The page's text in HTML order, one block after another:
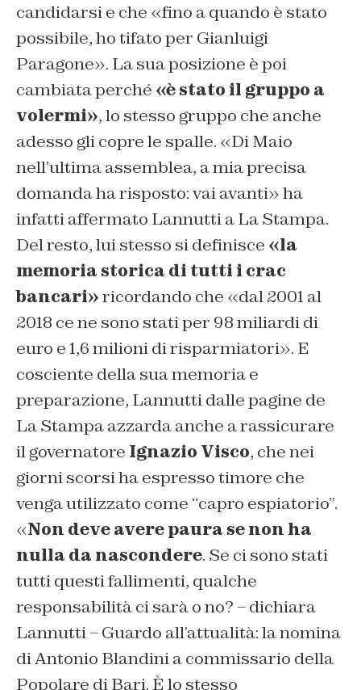
candidarsi e che «fino a quando è stato
possibile, ho tifato per Gianluigi
Paragone». La sua posizione è poi
cambiata perché «è stato il gruppo a
volermi», lo stesso gruppo che anche
adesso gli copre le spalle. «Di Maio
nell’ultima assemblea, a mia precisa
domanda ha risposto: vai avanti» ha
infatti affermato Lannutti a La Stampa.
Del resto, lui stesso si definisce «la
memoria storica di tutti i crac
bancari»ricordando che «dal 2001 al
2018 ce ne sono stati per 98 miliardi di
euro e 1,6 milioni di risparmiatori». E
cosciente della sua memoria e
preparazione, Lannutti dalle pagine de
La Stampa azzarda anche a rassicurare
il governatore Ignazio Visco, che nei
giorni scorsi ha espresso timore che
venga utilizzato come “capro espiatorio”.
«Non deve avere paura se non ha
nulla da nascondere. Se ci sono stati
tutti questi fallimenti, qualche
responsabilità ci sarà o no? – dichiara
Lannutti – Guardo all’attualità: la nomina
di Antonio Blandini a commissario della
Popolare di Bari. È lo stesso